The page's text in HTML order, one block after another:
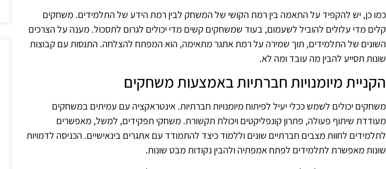
כמו כן, יש להקפיד על התאמה בין רמת הקושי של המשחק לבין רמת הידע של התלמידים. משחקים
קלים מדי עלולים להוביל לשעמום, בעוד שמשחקים קשים מדי יכולים לגרום לתסכול. מענה על הצרכים
השונים של התלמידים, תוך שמירה על רמת אתגר מתאימה, הוא המפתח להצלחה. התנסות עם קבוצות
שונות תסייע להבין מה עובד ומה לא.
הקניית מיומנויות חברתיות באמצעות משחקים
משחקים יכולים לשמש ככלי יעיל לפיתוח מיומנויות חברתיות. אינטראקציה עם עמיתים במשחקים
מעודדת שיתוף פעולה, פתרון קונפליקטים ויכולת תקשורת. משחקי תפקידים, למשל, מאפשרים
לתלמידים לחוות מצבים חברתיים שונים וללמוד כיצד להתמודד עם אתגרים בינאישיים. הכניסה לדמויות
שונות מאפשרת לתלמידים לפתח אמפתיה ולהבין נקודות מבט שונות.